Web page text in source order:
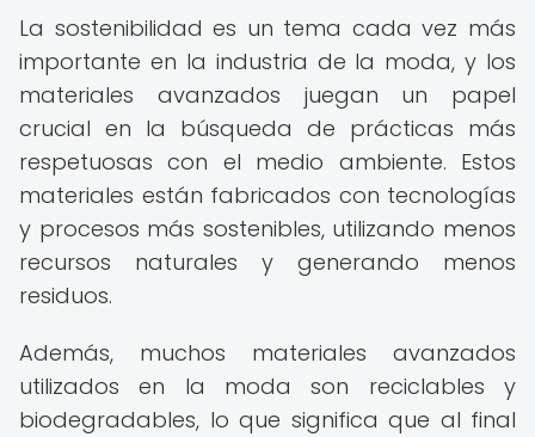
La sostenibilidad es un tema cada vez más
importante en la industria de la moda, y los
materiales avanzados juegan un papel
crucial en la búsqueda de prácticas más
respetuosas con el medio ambiente. Estos
materiales están fabricados con tecnologías
y procesos más sostenibles, utilizando menos
recursos naturales y generando menos
residuos.
Además, muchos materiales avanzados
utilizados en la moda son reciclables y
biodegradables, lo que significa que al final